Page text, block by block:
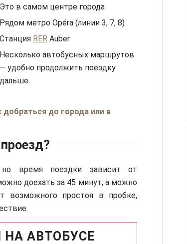
Это в самом центре города
Рядом метро Opéra (линии 3, 7, 8)
Станция RER Auber
Несколько автобусных маршрутов
— удобно продолжить поездку
дальше
до города или в
время поездки зависит от
доехать за 45 минут, а можно
возможного простоя в пробке,
АВТОБУСЕ